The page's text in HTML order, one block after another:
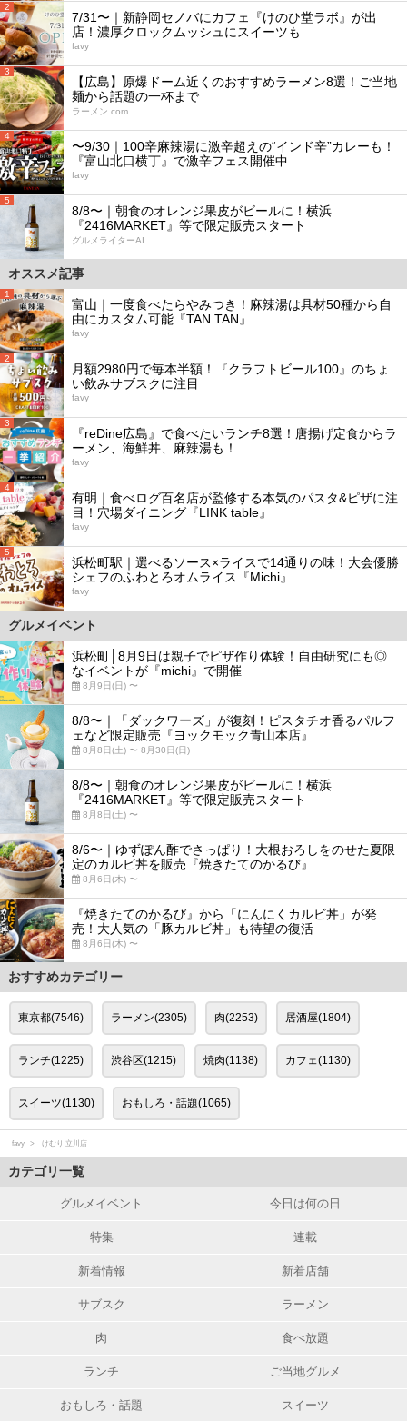
2
7/31〜｜新静岡セノバにカフェ『けのひ堂ラボ』が出
店！濃厚クロックムッシュにスイーツも
favy
3
【広島】原爆ドーム近くのおすすめラーメン8選！ご当地
麺から話題の一杯まで
ラーメン.com
4
〜9/30｜100辛麻辣湯に激辛超えの“インド辛”カレーも！
『富山北口横丁』で激辛フェス開催中
favy
5
8/8〜｜朝食のオレンジ果皮がビールに！横浜
『2416MARKET』等で限定販売スタート
グルメライターAI
オススメ記事
1
富山｜一度食べたらやみつき！麻辣湯は具材50種から自
由にカスタム可能『TAN TAN』
favy
2
月額2980円で毎本半額！『クラフトビール100』のちょ
い飲みサブスクに注目
favy
3
『reDine広島』で食べたいランチ8選！唐揚げ定食からラ
ーメン、海鮮丼、麻辣湯も！
favy
4
有明｜食べログ百名店が監修する本気のパスタ&ピザに注
目！穴場ダイニング『LINK table』
favy
5
浜松町駅｜選べるソース×ライスで14通りの味！大会優勝
シェフのふわとろオムライス『Michi』
favy
グルメイベント
浜松町│8月9日は親子でピザ作り体験！自由研究にも◎
なイベントが『michi』で開催
8月9日(日) 〜
8/8〜｜「ダックワーズ」が復刻！ピスタチオ香るパルフ
ェなど限定販売『ヨックモック青山本店』
8月8日(土) 〜 8月30日(日)
8/8〜｜朝食のオレンジ果皮がビールに！横浜
『2416MARKET』等で限定販売スタート
8月8日(土) 〜
8/6〜｜ゆずぽん酢でさっぱり！大根おろしをのせた夏限
定のカルビ丼を販売『焼きたてのかるび』
8月6日(木) 〜
『焼きたてのかるび』から「にんにくカルビ丼」が発
売！大人気の「豚カルビ丼」も待望の復活
8月6日(木) 〜
おすすめカテゴリー
東京都(7546) ラーメン(2305) 肉(2253) 居酒屋(1804)
ランチ(1225) 渋谷区(1215) 焼肉(1138) カフェ(1130)
スイーツ(1130) おもしろ・話題(1065)
favy けむり 立川店
カテゴリ一覧
グルメイベント 今日は何の日
特集 連載
新着情報 新着店舗
サブスク ラーメン
肉 食べ放題
ランチ ご当地グルメ
おもしろ・話題 スイーツ